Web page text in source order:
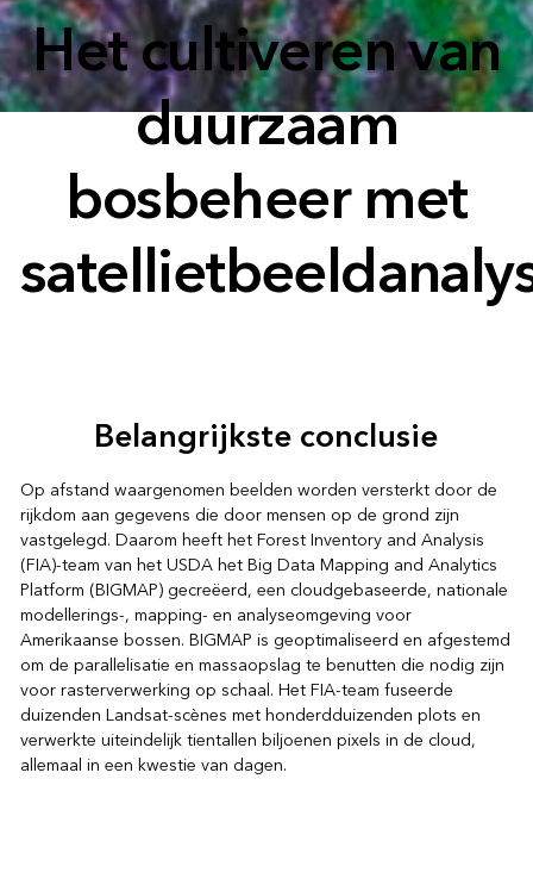
Het cultiveren van
duurzaam
bosbeheer met
Belangrijkste conclusie
Op afstand waargenomen beelden worden versterkt door de
rijkdom aan gegevens die door mensen op de grond zijn
vastgelegd. Daarom heeft het Forest Inventory and Analysis
(FIA)-team van het USDA het Big Data Mapping and Analytics
Platform (BIGMAP) gecreëerd, een cloudgebaseerde, nationale
modellerings-, mapping- en analyseomgeving voor
Amerikaanse bossen. BIGMAP is geoptimaliseerd en afgestemd
om de parallelisatie en massaopslag te benutten die nodig zijn
voor rasterverwerking op schaal. Het FIA-team fuseerde
duizenden Landsat-scènes met honderdduizenden plots en
verwerkte uiteindelijk tientallen biljoenen pixels in de cloud,
allemaal in een kwestie van dagen.